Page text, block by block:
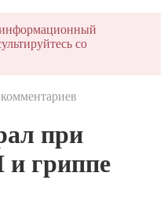
информационный
со
при
и гриппе